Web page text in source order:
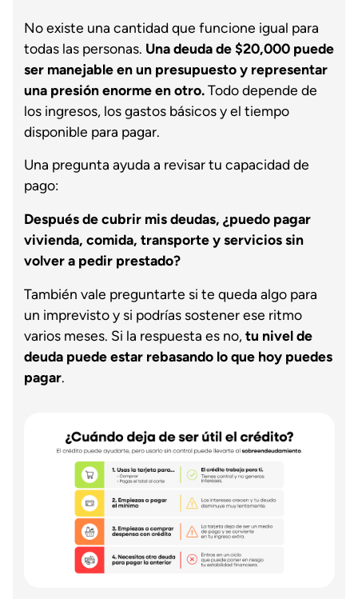
No existe una cantidad que funcione igual para
todas las personas. Una deuda de $20,000 puede
ser manejable en un presupuesto y representar
una presión enorme en otro.Todo depende de
los ingresos, los gastos básicos y el tiempo
disponible para pagar.
Una pregunta ayuda a revisar tu capacidad de
pago:
Después de cubrir mis deudas, ¿puedo pagar
vivienda, comida, transporte y servicios sin
volver a pedir prestado?
También vale preguntarte si te queda algo para
un imprevisto y si podrías sostener ese ritmo
varios meses. Si la respuesta es no,tu nivel de
deuda puede estar rebasando lo que hoy puedes
pagar.